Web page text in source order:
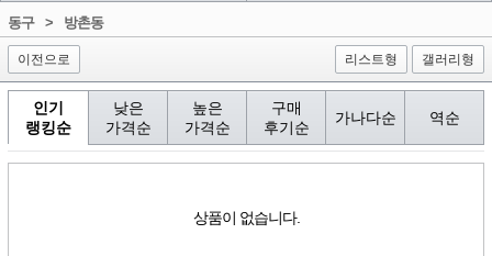
1
동구> 방촌동
이전으로 리스트형 갤러리형
인기
랭킹순
낮은
가격순
높은
가격순
구매
후기순
가나다순 역순
상품이 없습니다.